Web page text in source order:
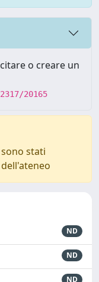
o creare un
20165
stati
ND
ND
ND